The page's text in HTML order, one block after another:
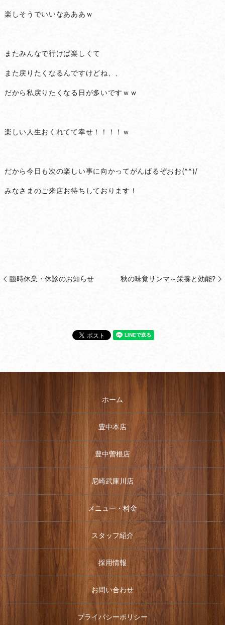
楽しそうでいいなあああｗ
またみんなで行けば楽しくて
また戻りたくなるんですけどね、、
だから私戻りたくなる日が多いですｗｗ
楽しい人生おくれてて幸せ！！！！ｗ
だから今日も次の楽しい事に向かってがんばるぞおお(^^)/
みなさまのご来店お待ちしております！
臨時休業・休診のお知らせ 秋の味覚サンマ～栄養と効能?
ホーム
豊中本店
豊中曽根店
尼崎武庫川店
メニュー・料金
スタッフ紹介
採用情報
お問い合わせ
プライバシーポリシー